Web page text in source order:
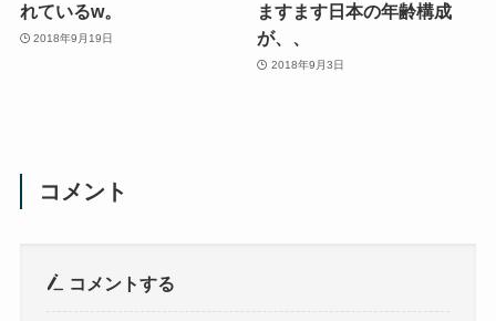
れているw。
2018年9月19日
ますます日本の年齢構成
が、、
2018年9月3日
コメント
コメントする